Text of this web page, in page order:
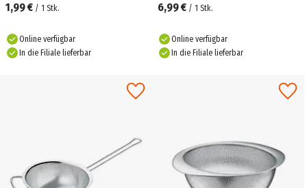
1,99 € / 1 Stk.
Online verfügbar
In die Filiale lieferbar
6,99 € / 1 Stk.
Online verfügbar
In die Filiale lieferbar